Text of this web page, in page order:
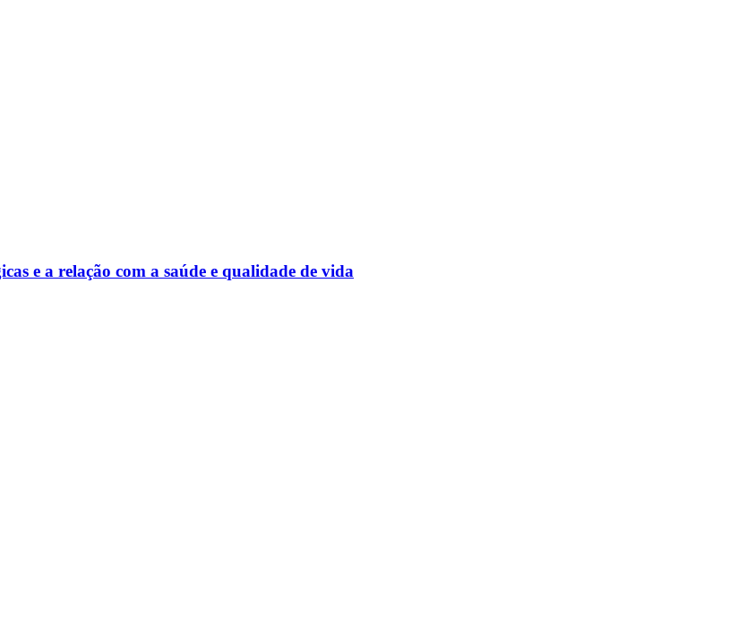
e a relação com a saúde e qualidade de vida